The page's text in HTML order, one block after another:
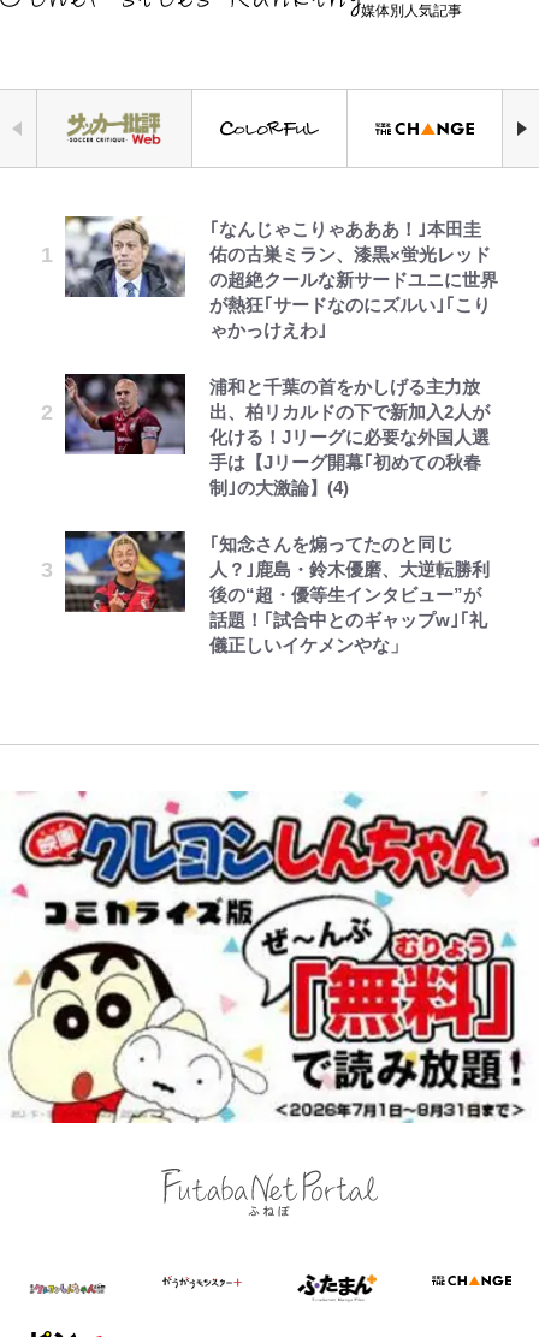
媒体別人気記事
｢なんじゃこりゃあああ！｣本田圭
佑の古巣ミラン、漆黒×蛍光レッド
の超絶クールな新サードユニに世界
が熱狂｢サードなのにズルい｣｢こり
ゃかっけえわ｣
浦和と千葉の首をかしげる主力放
出、柏リカルドの下で新加入2人が
化ける！Jリーグに必要な外国人選
手は【Jリーグ開幕｢初めての秋春
制｣の大激論】(4)
｢知念さんを煽ってたのと同じ
人？｣鹿島・鈴木優磨、大逆転勝利
後の“超・優等生インタビュー”が
話題！｢試合中とのギャップw｣｢礼
儀正しいイケメンやな」
空の轍と大地の雲と 第1回
第3回 出版までの道のり・その2
レビュー『仮面家族』悠木シュン・
著
錦織一清の写真集はなぜ私服なの
か…高級ブランドをやめ等身大の自
分を表現する現在「ちゃんとおじい
ちゃんに」
ィア活動の原動力は…「偽善者だ」
との声も跳ね返す“誰かの役に立ち
たい”という思い
「のりの芝居は観たいと」藤原紀香
性…互いに一番のお客さんで刺激を
もらう存在
千葉雄大、ほっそりイケメン近影に
「顔パンパンだったのに」反響 視
聴者が想った激変の納得理由
GLAY・TERU＆PUFFY大貫亜美
てるの尊い」 長女はもう23歳
中居正広氏の被災地支援報道と消え
ない“芸能界復帰説”、なぜ代理人
弁護士が今も“窓口”に? 直撃に深
えびめしの流儀
でっかい男になりたいゾ
浅草は日本の心だゾ
「自分の絵ごと、このジャンルはそ
ろそろ終わりかな」江口寿史が炎上
を経て樋口毅宏に語ったこと
映画『ちいかわ』入場者特典「第２
テムに称賛続々「豪華すぎる！」
1万円超えも「納得のクオリティ」
『この素晴らしい世界に祝福を！』
10万針以上の密度で再現された“め
も感動
【キャンプ自己啓発】増えすぎたギ
アを棚卸し！ “ウルトラライト” 目
指した「自分スタイル」再構築でわ
かった「本当に必要な7つの道具」
とは
荒々しい「火山帯」の一端にいるこ
とを体感！ 登頂約10分でも大迫力
「吾妻小富士」火口を1周する「1
時間半ハイキング」パノラマ絶景レ
ポ【福島県福島市】
青く美しい「幸せのブルービー」の
正体とは？ 身近な場所で見つける
コツを紹介【あなたのすぐそばにい
る「季節の虫」の探し方 vol.21】
公式-ヒロインが来る前に妊娠しま
した~詰んだはずの悪役令嬢です
が、どうやら違うようです~ 第1話
公式-冒険家になろう! ~スキルボー
公式-超難関ダンジョンで10万年修
行した結果、世界最強に~最弱無能
の下剋上~ 第37話(1)